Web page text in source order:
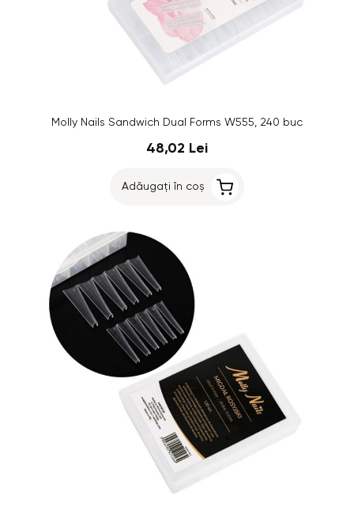
Molly Nails Sandwich Dual Forms W555, 240 buc
48,02 Lei
Adăugați în coș